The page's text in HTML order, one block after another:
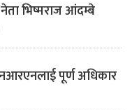
भिष्मराज आंदम्बे
पूर्ण अधिकार